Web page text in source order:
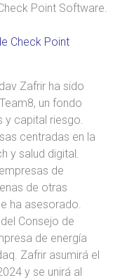
Point Software.
Check Point
Zafrir ha sido
un fondo
capital riesgo.
centradas en la
y salud digital.
de
de otras
ha asesorado.
Consejo de
de energía
Zafrir asumirá el
y se unirá al